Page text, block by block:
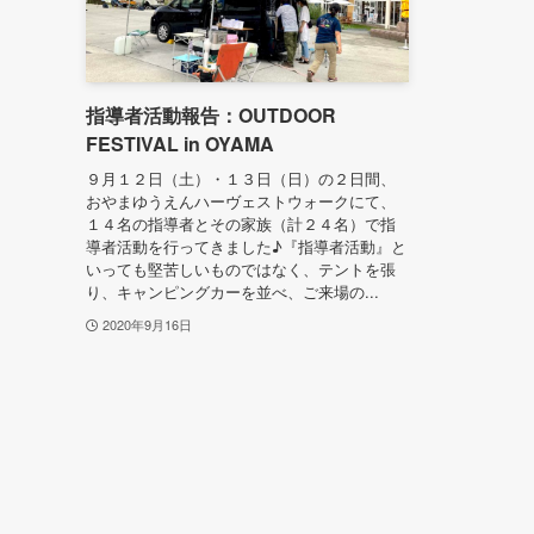
指導者活動報告：OUTDOOR
FESTIVAL in OYAMA
９月１２日（土）・１３日（日）の２日間、
おやまゆうえんハーヴェストウォークにて、
１４名の指導者とその家族（計２４名）で指
導者活動を行ってきました♪『指導者活動』と
いっても堅苦しいものではなく、テントを張
り、キャンピングカーを並べ、ご来場の...
2020年9月16日